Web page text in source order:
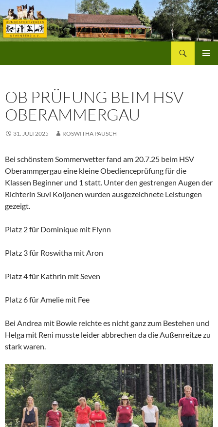
Inhalt
springen
OB PRÜFUNG BEIM HSV
OBERAMMERGAU
31. JULI 2025 ROSWITHA PAUSCH
Bei schönstem Sommerwetter fand am 20.7.25 beim HSV
Oberammgergau eine kleine Obedienceprüfung für die
Klassen Beginner und 1 statt. Unter den gestrengen Augen der
Richterin Suvi Koljonen wurden ausgezeichnete Leistungen
gezeigt.
Platz 2 für Dominique mit Flynn
Platz 3 für Roswitha mit Aron
Platz 4 für Kathrin mit Seven
Platz 6 für Amelie mit Fee
Bei Andrea mit Bowie reichte es nicht ganz zum Bestehen und
Helga mit Reni musste leider abbrechen da die Außenreitze zu
stark waren.